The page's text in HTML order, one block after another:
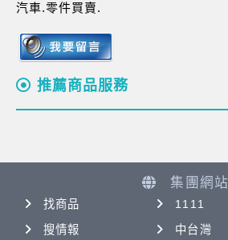
汽車.零件買賣.
推薦商品服務
找商品
搜情報
集團網站
1111
中台灣